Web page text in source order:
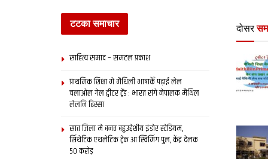
दोसर
टटका समाचार
साहित्य समाद – समटल प्रकाश
प्राथमिक शि‍क्षा मे मैथि‍ली भाषाकेँ पढ़ाई लेल
चलाओल गेल ट्वीटर ट्रेंड : भारत संगे नेपालक मैथिल
लेलनि हिस्सा
सात जिला मे बनत बहुउद्देशीय इंडोर स्‍टेडि‍यम,
सिंथेटिक एथलेटिक ट्रेक आ स्विमिंग पुल, केंद्र देलक
50 करोड़